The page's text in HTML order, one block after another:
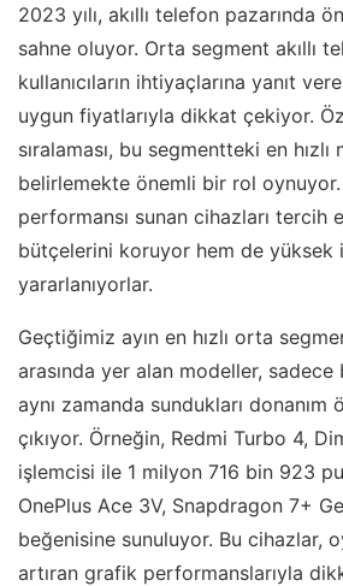
2023 yılı, akıllı telefon pazarında
sahne oluyor. Orta segment akıllı
kullanıcıların ihtiyaçlarına yanıt
uygun fiyatlarıyla dikkat çekiyor.
sıralaması, bu segmentteki en hızlı
belirlemekte önemli bir rol oynuyor.
performansı sunan cihazları tercih
bütçelerini koruyor hem de yüksek
yararlanıyorlar.
Geçtiğimiz ayın en hızlı orta
arasında yer alan modeller, sadece
aynı zamanda sundukları
çıkıyor. Örneğin, Redmi Turbo 4,
işlemcisi ile 1 milyon 716 bin 923
OnePlus Ace 3V, Snapdragon 7+
beğenisine sunuluyor. Bu cihazlar,
artıran grafik performanslarıyla